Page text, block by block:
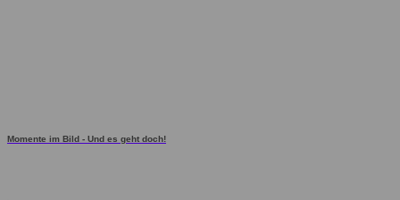
Momente im Bild - Und es geht doch!